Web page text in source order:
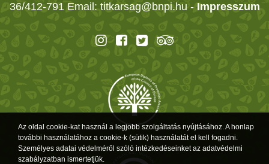
36/412-791 Email: titkarsag@bnpi.hu - Impresszum
Az oldal cookie-kat használ a legjobb szolgáltatás nyújtásához. A honlap
további használatához a cookie-k (sütik) használatát el kell fogadni.
Személyes adatai védelméről szóló intézkedéseinket az adatvédelmi
szabályzatban ismertetjük.